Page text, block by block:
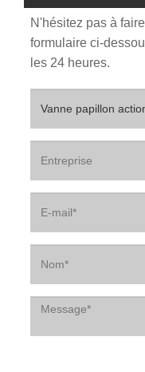
N'hésitez pas à
formulaire ci-
les 24 heures.